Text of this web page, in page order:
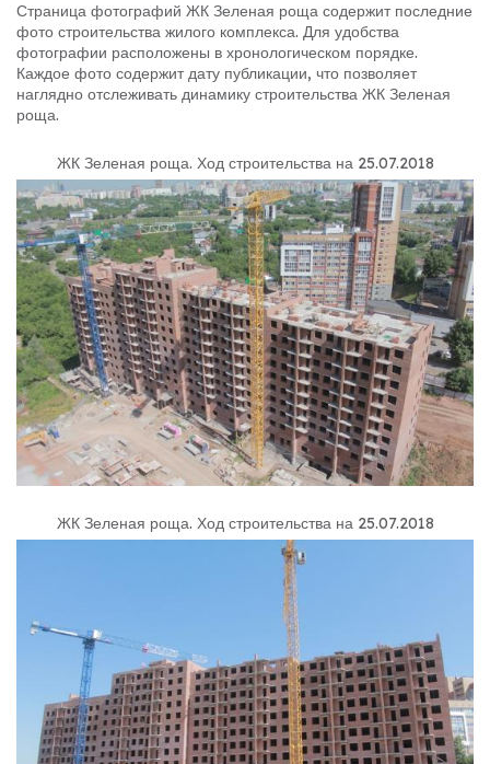
Страница фотографий ЖК Зеленая роща содержит последние
фото строительства жилого комплекса. Для удобства
фотографии расположены в хронологическом порядке.
Каждое фото содержит дату публикации, что позволяет
наглядно отслеживать динамику строительства ЖК Зеленая
роща.
ЖК Зеленая роща. Ход строительства на 25.07.2018
ЖК Зеленая роща. Ход строительства на 25.07.2018